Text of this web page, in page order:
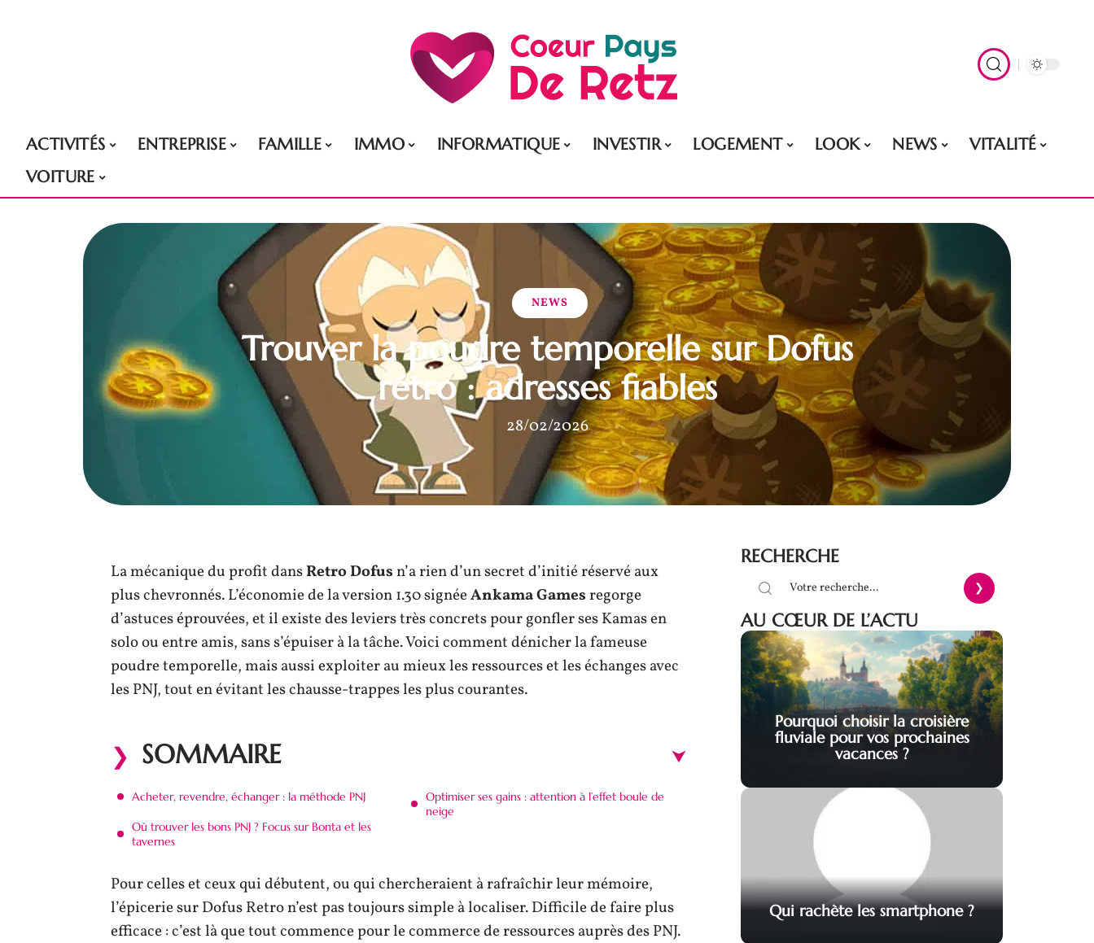
ACTIVITÉS ENTREPRISE FAMILLE IMMO INFORMATIQUE INVESTIR LOGEMENT LOOK NEWS
VITALITÉ
VOITURE
NEWS
Trouver la poudre temporelle sur Dofus
rétro : adresses fiables
28/02/2026
La mécanique du profit dansRetro Dofusn’a rien d’un secret d’initié réservé aux
plus chevronnés. L’économie de la version 1.30 signéeAnkama Gamesregorge
d’astuces éprouvées, et il existe des leviers très concrets pour gonfler ses Kamas en
solo ou entre amis, sans s’épuiser à la tâche. Voici comment dénicher la fameuse
poudre temporelle, mais aussi exploiter au mieux les ressources et les échanges avec
les PNJ, tout en évitant les chausse-trappes les plus courantes.
SOMMAIRE
Acheter, revendre, échanger : la méthode PNJ
Où trouver les bons PNJ ? Focus sur Bonta et les
tavernes
Optimiser ses gains : attention à l’effet boule de
neige
Pour celles et ceux qui débutent, ou qui chercheraient à rafraîchir leur mémoire,
l’épicerie sur Dofus Retro n’est pas toujours simple à localiser. Difficile de faire plus
efficace : c’est là que tout commence pour le commerce de ressources auprès des PNJ.
RECHERCHE
AU CŒUR DE L’ACTU
Pourquoi choisir la croisière
fluviale pour vos prochaines
vacances ?
Qui rachète les smartphone ?